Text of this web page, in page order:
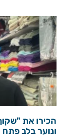
ונוער בלב פתח